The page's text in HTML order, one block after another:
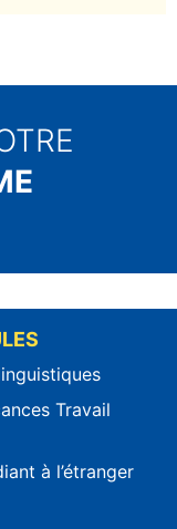
Travail
à l’étranger